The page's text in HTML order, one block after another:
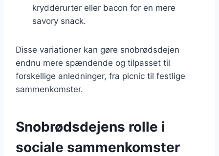
krydderurter eller bacon for en mere
savory snack.
Disse variationer kan gøre snobrødsdejen
endnu mere spændende og tilpasset til
forskellige anledninger, fra picnic til festlige
sammenkomster.
Snobrødsdejens rolle i
sociale sammenkomster